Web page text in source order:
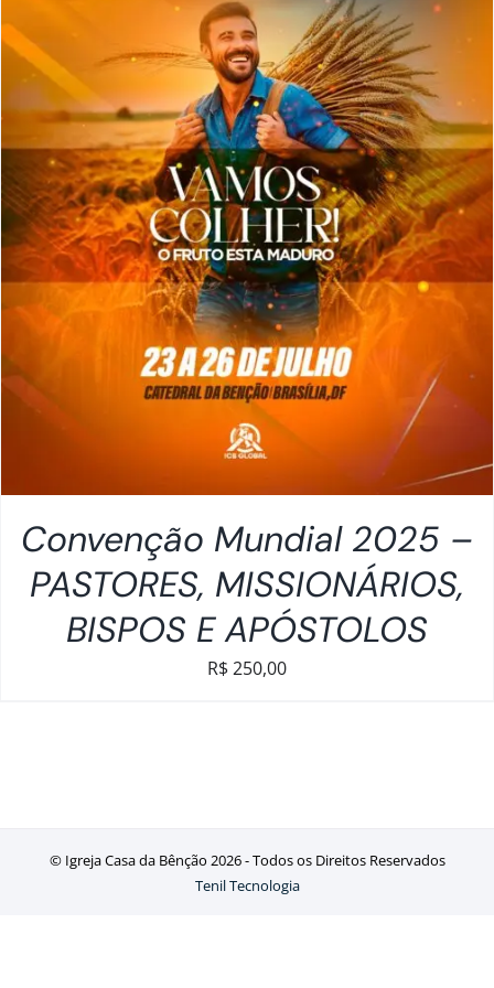
Convenção Mundial 2025 –
PASTORES, MISSIONÁRIOS,
BISPOS E APÓSTOLOS
R$250,00
© Igreja Casa da Bênção 2026 - Todos os Direitos Reservados
Tenil Tecnologia